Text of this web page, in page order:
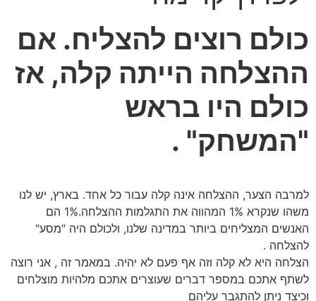
כולם רוצים להצליח. אם
ההצלחה הייתה קלה, אז
כולם היו בראש
"המשחק" .
למרבה הצער, ההצלחה אינה קלה עבור כל אחד. בארץ, יש לנו
משהו שנקרא 1% המהווה את התגלמות ההצלחה.1% הם
האנשים המצליחים ביותר במדינה שלנו, ולכולם היה "מסע"
להצלחה .
הצלחה היא לא קלה וזה אף פעם לא יהיה. במאמר זה , אני רוצה
לשתף אתכם במספר דברים שעוצרים אתכם מלהיות מוצלחים
וכיצד ניתן להתגבר עליהם